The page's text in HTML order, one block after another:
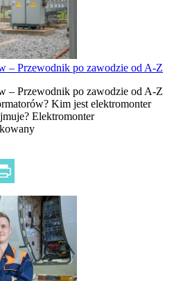
– Przewodnik po zawodzie od A-Z
– Przewodnik po zawodzie od A-Z
Kim jest elektromonter
Elektromonter